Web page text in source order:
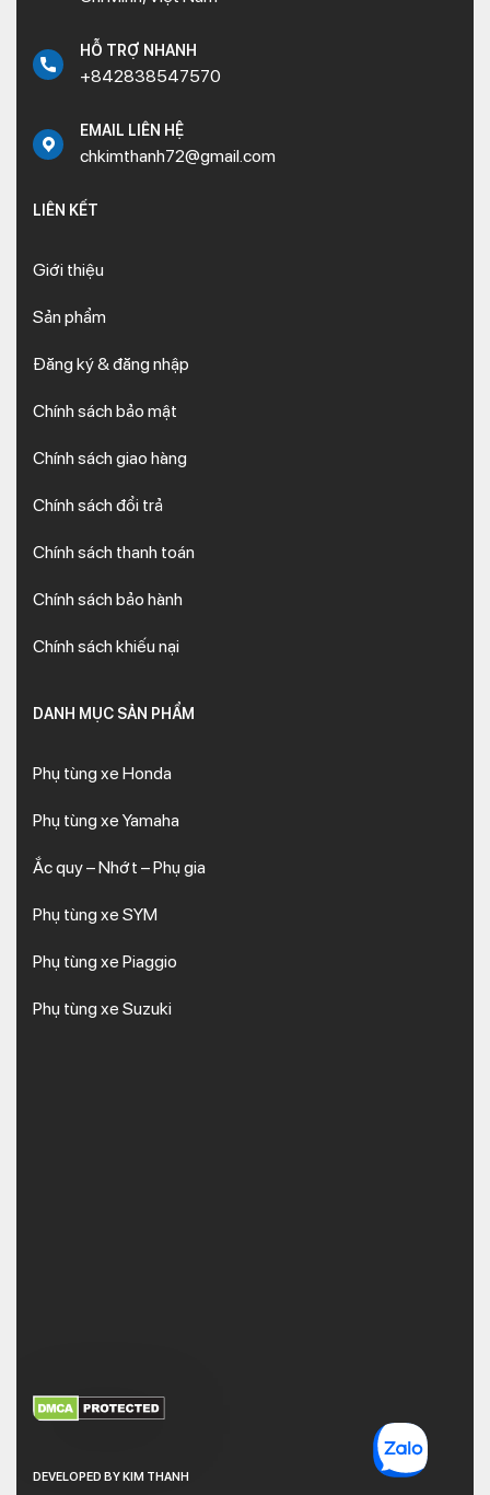
HỖ TRỢ NHANH
+842838547570
EMAIL LIÊN HỆ
chkimthanh72@gmail.com
LIÊN KẾT
Giới thiệu
Sản phẩm
Đăng ký & đăng nhập
Chính sách bảo mật
Chính sách giao hàng
Chính sách đổi trả
Chính sách thanh toán
Chính sách bảo hành
Chính sách khiếu nại
DANH MỤC SẢN PHẨM
Phụ tùng xe Honda
Phụ tùng xe Yamaha
Ắc quy – Nhớt – Phụ gia
Phụ tùng xe SYM
Phụ tùng xe Piaggio
Phụ tùng xe Suzuki
DEVELOPED BY KIM THANH
XEM THÊM